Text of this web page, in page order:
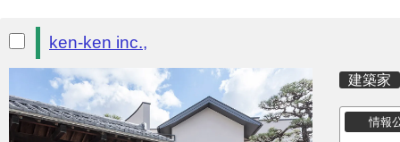
ken-ken inc.,
建築家
情報